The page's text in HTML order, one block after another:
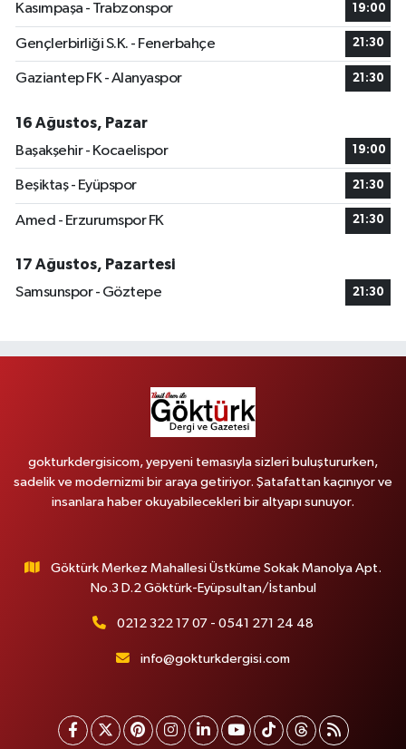
Kasımpaşa - Trabzonspor 19:00
Gençlerbirliği S.K. - Fenerbahçe 21:30
Gaziantep FK - Alanyaspor 21:30
16 Ağustos, Pazar
Başakşehir - Kocaelispor
19:00
Beşiktaş - Eyüpspor 21:30
Amed - Erzurumspor FK 21:30
17 Ağustos, Pazartesi
Samsunspor - Göztepe
21:30
gokturkdergisicom, yepyeni temasıyla sizleri buluştururken,
sadelik ve modernizmi bir araya getiriyor. Şatafattan kaçınıyor ve
insanlara haber okuyabilecekleri bir altyapı sunuyor.
Göktürk Merkez Mahallesi Üstküme Sokak Manolya Apt.
No.3 D.2 Göktürk-Eyüpsultan/İstanbul
0212 322 17 07 - 0541 271 24 48
info@gokturkdergisi.com